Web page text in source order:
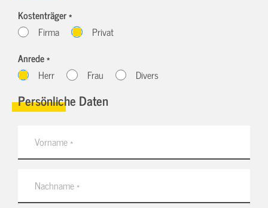
Kostenträger *
Firma
Privat
Anrede *
Herr
Frau Divers
Persönliche Daten